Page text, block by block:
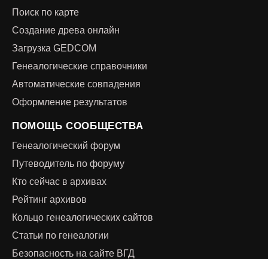
Поиск по карте
Создание древа онлайн
Загрузка GEDCOM
Генеалогические справочники
Автоматические совпадения
Оформление результатов
ПОМОЩЬ СООБЩЕСТВА
Генеалогический форум
Путеводитель по форуму
Кто сейчас в архивах
Рейтинг архивов
Кольцо генеалогических сайтов
Статьи по генеалогии
Безопасность на сайте ВГД